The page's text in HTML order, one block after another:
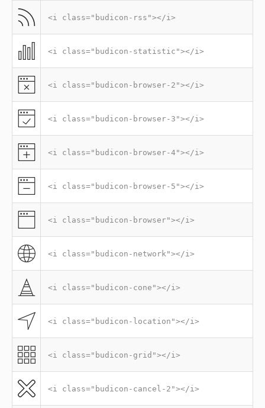
<i class="budicon-rss"></i>
<i class="budicon-statistic"></i>
<i class="budicon-browser-2"></i>
<i class="budicon-browser-3"></i>
<i class="budicon-browser-4"></i>
<i class="budicon-browser-5"></i>
<i class="budicon-browser"></i>
<i class="budicon-network"></i>
<i class="budicon-cone"></i>
<i class="budicon-location"></i>
<i class="budicon-grid"></i>
<i class="budicon-cancel-2"></i>